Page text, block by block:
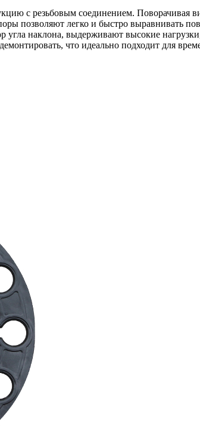
с резьбовым соединением. Поворачивая
позволяют легко и быстро выравнивать
угла наклона, выдерживают высокие
что идеально подходит для